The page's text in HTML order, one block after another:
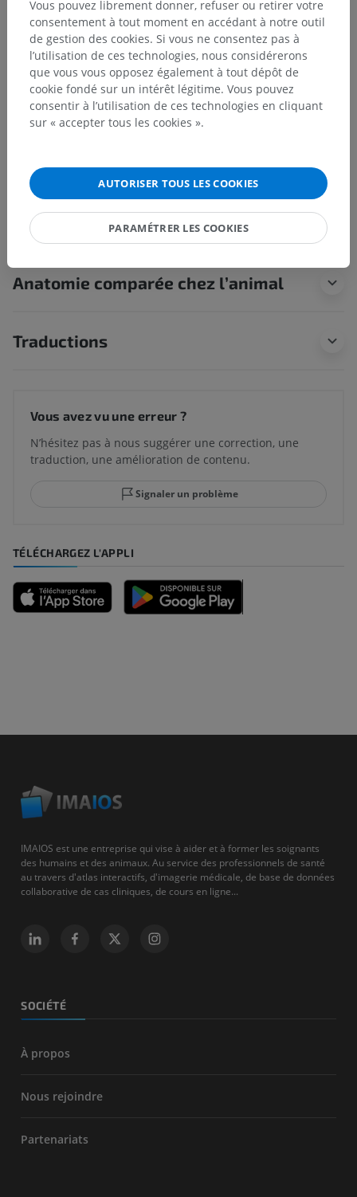
Corps humain> Systèmes intégrants>
Organes des sens> Oreille> Oreille interne>
Labyrinthe membraneux > Labyrinthe vestibulaire
Sac endolymphatique
Structures sous-jacentes :Il n'y a aucune structure
sous-jacente
Anatomie humaine 1
Neuroanatomie humaine
Anatomie comparée chez l’animal
Traductions
Vous avez vu une erreur ?
N’hésitez pas à nous suggérer une correction, une
traduction, une amélioration de contenu.
Signaler un problème
TÉLÉCHARGEZ L'APPLI
IMAIOS est une entreprise qui vise à aider et à former les soignants
des humains et des animaux. Au service des professionnels de santé
au travers d'atlas interactifs, d'imagerie médicale, de base de données
collaborative de cas cliniques, de cours en ligne...
SOCIÉTÉ
À propos
Nous rejoindre
Partenariats
Vous pouvez librement donner, refuser ou retirer votre
consentement à tout moment en accédant à notre outil
de gestion des cookies. Si vous ne consentez pas à
l’utilisation de ces technologies, nous considérerons
que vous vous opposez également à tout dépôt de
cookie fondé sur un intérêt légitime. Vous pouvez
consentir à l’utilisation de ces technologies en cliquant
sur « accepter tous les cookies ».
AUTORISER TOUS LES COOKIES
PARAMÉTRER LES COOKIES